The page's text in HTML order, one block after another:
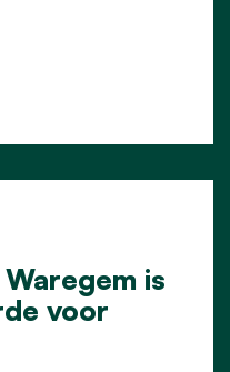
is
voor